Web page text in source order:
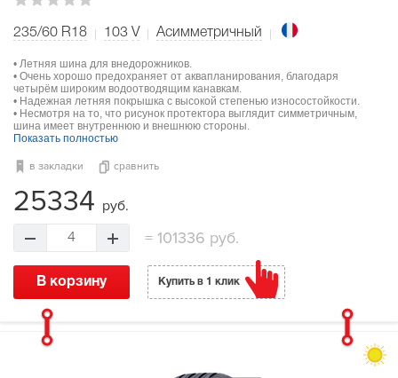
235/60 R18 103 V Асимметричный
• Летняя шина для внедорожников.
• Очень хорошо предохраняет от аквапланирования, благодаря
четырём широким водоотводящим канавкам.
• Надежная летняя покрышка с высокой степенью износостойкости.
• Несмотря на то, что рисунок протектора выглядит симметричным,
шина имеет внутреннюю и внешнюю стороны.
Показать полностью
в закладки сравнить
25334 руб.
4 =101336 руб.
В корзину Купить в 1 клик